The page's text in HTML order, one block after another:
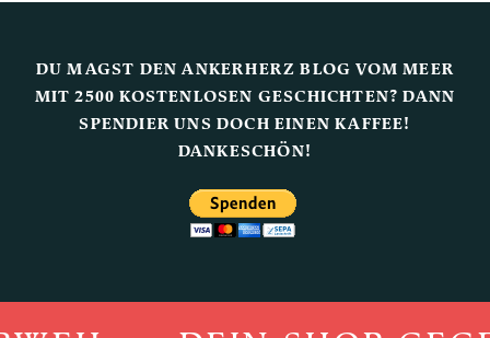
DU MAGST DEN ANKERHERZ BLOG VOM MEER
MIT 2500 KOSTENLOSEN GESCHICHTEN? DANN
SPENDIER UNS DOCH EINEN KAFFEE!
DANKESCHÖN!